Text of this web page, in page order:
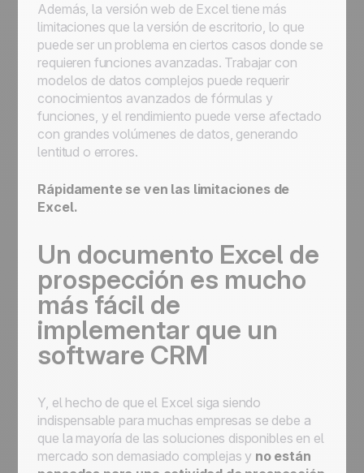
Además, la versión web de Excel tiene más
limitaciones que la versión de escritorio, lo que
puede ser un problema en ciertos casos donde se
requieren funciones avanzadas. Trabajar con
modelos de datos complejos puede requerir
conocimientos avanzados de fórmulas y
funciones, y el rendimiento puede verse afectado
con grandes volúmenes de datos, generando
lentitud o errores.
Rápidamente se ven las limitaciones de
Excel.
Un documento Excel de
prospección es mucho
más fácil de
implementar que un
software CRM
Y, el hecho de que el Excel siga siendo
indispensable para muchas empresas se debe a
que la mayoría de las soluciones disponibles en el
mercado son demasiado complejas y no están